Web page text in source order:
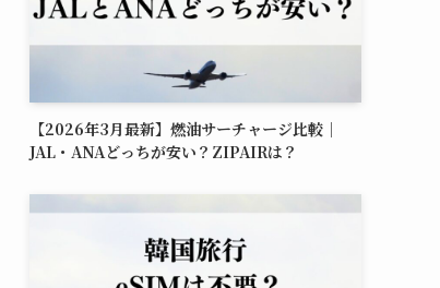
【2026年3月最新】燃油サーチャージ比較｜
JAL・ANAどっちが安い？ZIPAIRは？